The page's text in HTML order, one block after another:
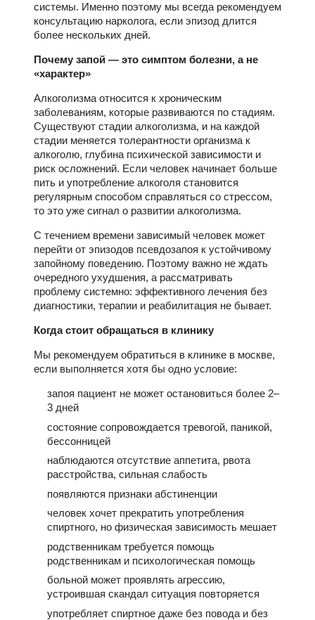
системы. Именно поэтому мы всегда рекомендуем
консультацию нарколога, если эпизод длится
более нескольких дней.
Почему запой — это симптом болезни, а не
«характер»
Алкоголизма относится к хроническим
заболеваниям, которые развиваются по стадиям.
Существуют стадии алкоголизма, и на каждой
стадии меняется толерантности организма к
алкоголю, глубина психической зависимости и
риск осложнений. Если человек начинает больше
пить и употребление алкоголя становится
регулярным способом справляться со стрессом,
то это уже сигнал о развитии алкоголизма.
С течением времени зависимый человек может
перейти от эпизодов псевдозапоя к устойчивому
запойному поведению. Поэтому важно не ждать
очередного ухудшения, а рассматривать
проблему системно: эффективного лечения без
диагностики, терапии и реабилитация не бывает.
Когда стоит обращаться в клинику
Мы рекомендуем обратиться в клинике в москве,
если выполняется хотя бы одно условие:
запоя пациент не может остановиться более 2–
3 дней
состояние сопровождается тревогой, паникой,
бессонницей
наблюдаются отсутствие аппетита, рвота
расстройства, сильная слабость
появляются признаки абстиненции
человек хочет прекратить употребления
спиртного, но физическая зависимость мешает
родственникам требуется помощь
родственникам и психологическая помощь
больной может проявлять агрессию,
устроившая скандал ситуация повторяется
употребляет спиртное даже без повода и без